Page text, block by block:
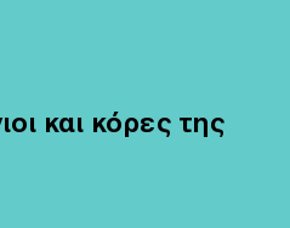
και κόρες της